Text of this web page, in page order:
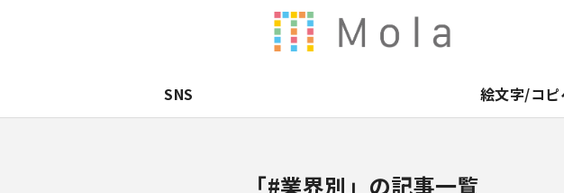
SNS 絵文字/コピ
「#業界別」の記事一覧